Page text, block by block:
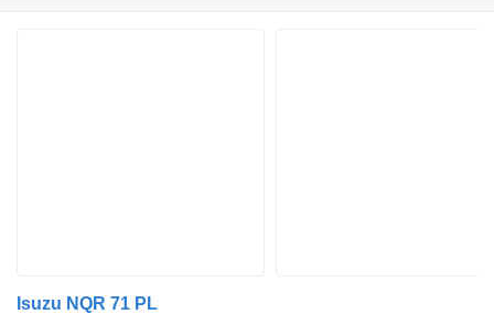
Isuzu NQR 71 PL